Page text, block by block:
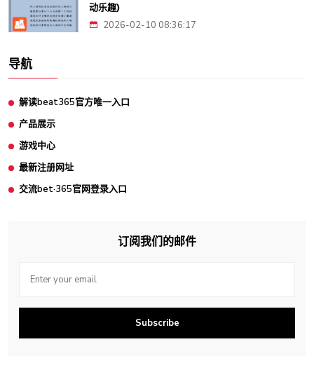
动乐趣)
2026-02-10 08:36:17
导航
解读beat365官方唯一入口
产品展示
游戏中心
最新注册网址
交流bet·365官网登录入口
订阅我们的邮件
Subscribe